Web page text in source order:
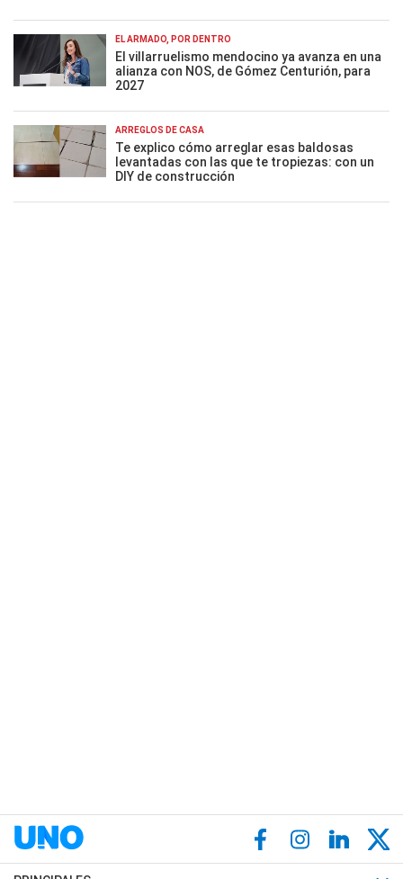
EL ARMADO, POR DENTRO
El villarruelismo mendocino ya avanza en una
alianza con NOS, de Gómez Centurión, para
2027
ARREGLOS DE CASA
Te explico cómo arreglar esas baldosas
levantadas con las que te tropiezas: con un
DIY de construcción